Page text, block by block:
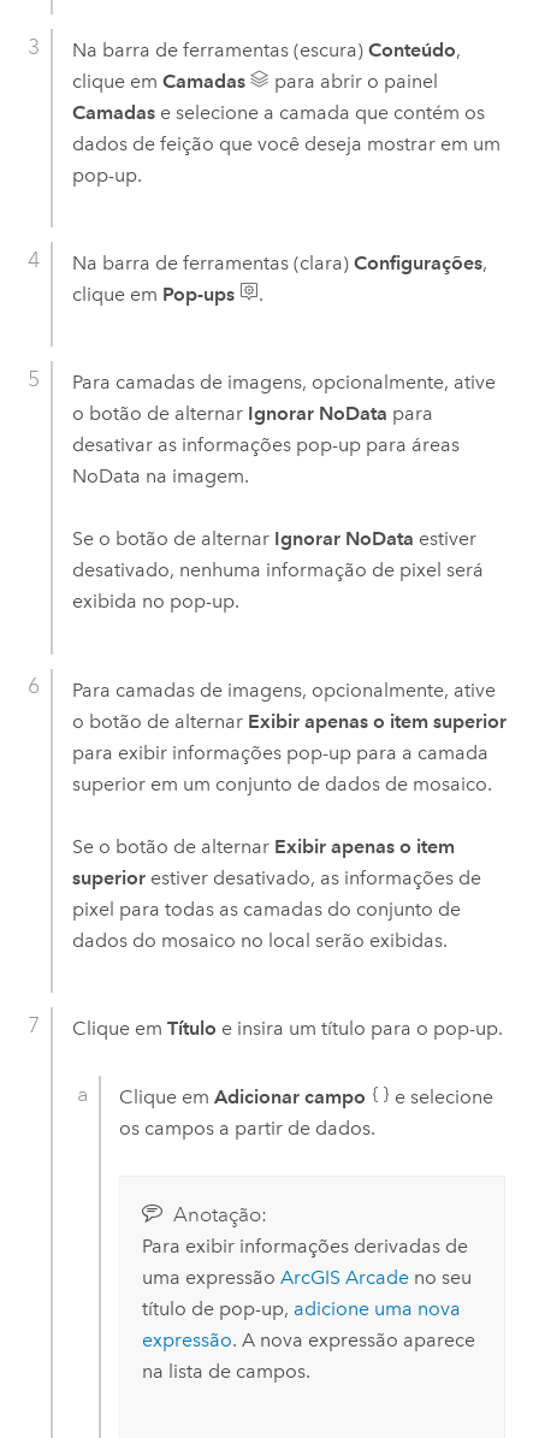
Na barra de ferramentas (escura) Conteúdo,
clique em Camadas
para abrir o painel
Camadase selecione a camada que contém os
dados de feição que você deseja mostrar em um
pop-up.
Na barra de ferramentas (clara) Configurações,
clique em Pop-ups .
Para camadas de imagens, opcionalmente, ative
o botão de alternar Ignorar NoData para
desativar as informações pop-up para áreas
NoData na imagem.
Se o botão de alternar Ignorar NoData estiver
desativado, nenhuma informação de pixel será
exibida no pop-up.
Para camadas de imagens, opcionalmente, ative
o botão de alternar Exibir apenas o item superior
para exibir informações pop-up para a camada
superior em um conjunto de dados de mosaico.
Se o botão de alternar Exibir apenas o item
superiorestiver desativado, as informações de
pixel para todas as camadas do conjunto de
dados do mosaico no local serão exibidas.
Clique em Título e insira um título para o pop-up.
Clique emAdicionar campo
e selecione
os campos a partir de dados.
Anotação:
Para exibir informações derivadas de
uma expressão ArcGIS Arcadeno seu
título de pop-up, adicione uma nova
expressão. A nova expressão aparece
na lista de campos.